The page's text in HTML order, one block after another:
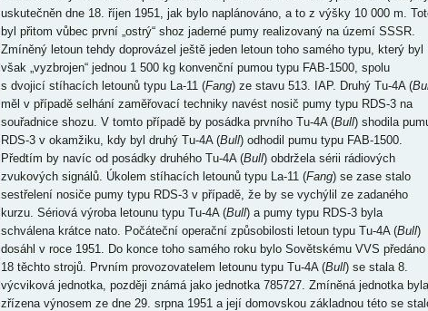
uskutečněn dne 18. říjen 1951, jak bylo naplánováno, a to z výšky 10 000 m.
byl přitom vůbec první „ostrý“ shoz jaderné pumy realizovaný na území SSSR.
Zmíněný letoun tehdy doprovázel ještě jeden letoun toho samého typu, který byl
však „vyzbrojen“ jednou 1 500 kg konvenční pumou typu FAB-1500, spolu
s dvojicí stíhacích letounů typu La-11 (Fang) ze stavu 513. IAP. Druhý Tu-4A (
měl v případě selhání zaměřovací techniky navést nosič pumy typu RDS-3 na
souřadnice shozu. V tomto případě by posádka prvního Tu-4A (Bull) shodila
RDS-3 v okamžiku, kdy byl druhý Tu-4A (Bull) odhodil pumu typu FAB-1500.
Předtím by navíc od posádky druhého Tu-4A (Bull) obdržela sérii rádiových
zvukových signálů. Úkolem stíhacích letounů typu La-11 (Fang) se zase stalo
sestřelení nosiče pumy typu RDS-3 v případě, že by se vychýlil ze zadaného
kurzu. Sériová výroba letounu typu Tu-4A (Bull) a pumy typu RDS-3 byla
schválena krátce nato. Počáteční operační způsobilosti letoun typu Tu-4A (Bull)
dosáhl v roce 1951. Do konce toho samého roku bylo Sovětskému VVS předáno
18 těchto strojů. Prvním provozovatelem letounu typu Tu-4A (Bull) se stala 8.
výcviková jednotka, později známá jako jednotka 785727. Zmíněná jednotka byla
zřízena výnosem ze dne 29. srpna 1951 a její domovskou základnou této se